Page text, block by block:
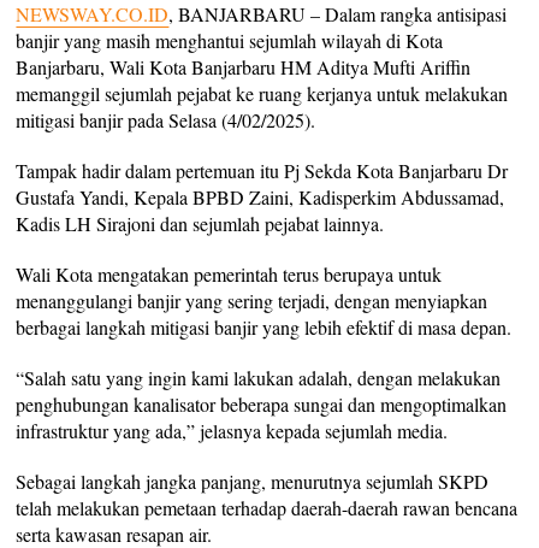
NEWSWAY.CO.ID, BANJARBARU – Dalam rangka antisipasi
banjir yang masih menghantui sejumlah wilayah di Kota
Banjarbaru, Wali Kota Banjarbaru HM Aditya Mufti Ariffin
memanggil sejumlah pejabat ke ruang kerjanya untuk melakukan
mitigasi banjir pada Selasa (4/02/2025).
Tampak hadir dalam pertemuan itu Pj Sekda Kota Banjarbaru Dr
Gustafa Yandi, Kepala BPBD Zaini, Kadisperkim Abdussamad,
Kadis LH Sirajoni dan sejumlah pejabat lainnya.
Wali Kota mengatakan pemerintah terus berupaya untuk
menanggulangi banjir yang sering terjadi, dengan menyiapkan
berbagai langkah mitigasi banjir yang lebih efektif di masa depan.
“Salah satu yang ingin kami lakukan adalah, dengan melakukan
penghubungan kanalisator beberapa sungai dan mengoptimalkan
infrastruktur yang ada,” jelasnya kepada sejumlah media.
Sebagai langkah jangka panjang, menurutnya sejumlah SKPD
telah melakukan pemetaan terhadap daerah-daerah rawan bencana
serta kawasan resapan air.